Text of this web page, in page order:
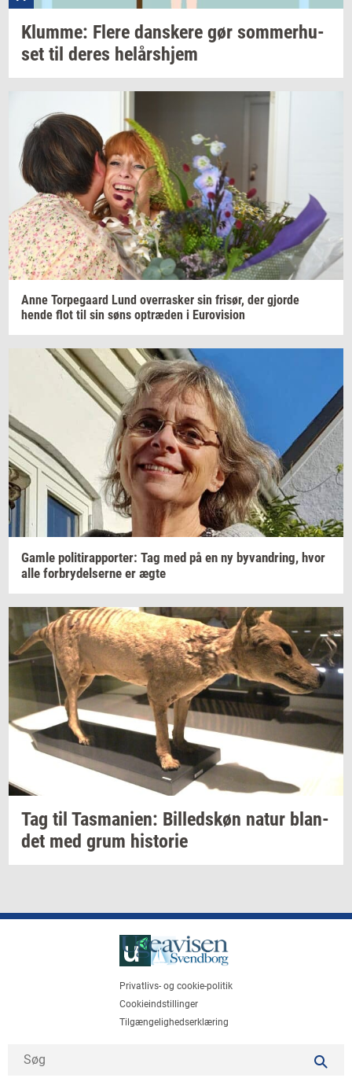
Klum­me: Flere dan­ske­re gør som­mer­hu­
set til deres helårs­hjem
Anne Tor­pe­gaard Lund over­ra­sker sin fri­sør, der gjor­de
hende flot til sin søns op­træ­den i Eu­ro­vi­sion
Gamle po­li­tirap­por­ter: Tag med på en ny byvan­dring, hvor
alle for­bry­del­ser­ne er ægte
Tag til Tas­ma­ni­en: Bil­leds­køn natur blan­
det med grum hi­sto­rie
Privatlivs- og cookie-politik
Cookieindstillinger
Tilgængelighedserklæring